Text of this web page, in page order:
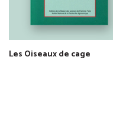
Les Oiseaux de cage